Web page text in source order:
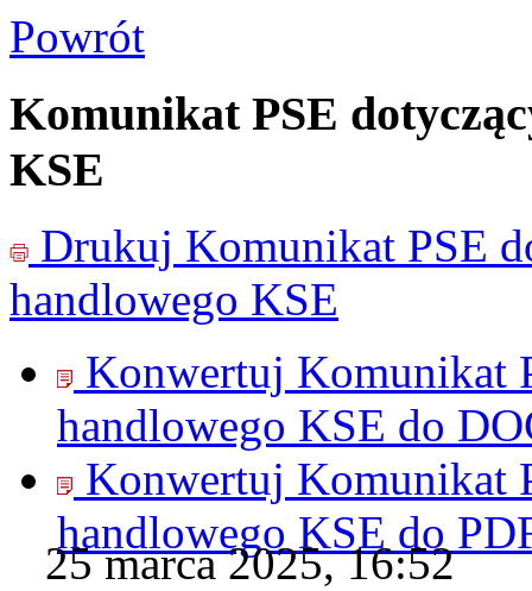
Powrót
Komunikat PSE
KSE
Drukuj Komunikat PSE
handlowego KSE
Konwertuj Komunikat
handlowego KSE do
Konwertuj Komunikat
handlowego KSE do
25 marca 2025, 16:52